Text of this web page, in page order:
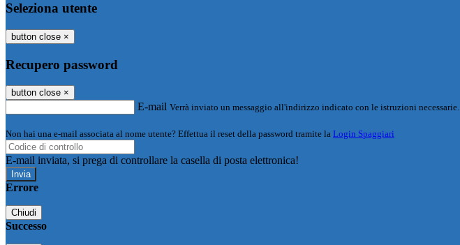
Seleziona utente
button close ×
Recupero password
button close ×
E-mail Verrà inviato un messaggio all'indirizzo indicato con le istruzioni necessarie.
Non hai una e-mail associata al nome utente? Effettua il reset della password tramite la Login Spaggiari
E-mail inviata, si prega di controllare la casella di posta elettronica!
Errore
Chiudi
Successo